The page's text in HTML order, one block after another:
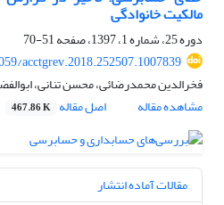
مالکیت خانوادگی
دوره 25، شماره 1، 1397، صفحه
51-70
acctgrev.2018.252507.1007839
فخرالدین محمدرضائی، محسن تنانی،
مشاهده مقاله
اصل مقاله 467.86 K
مقالات آماده انتشار